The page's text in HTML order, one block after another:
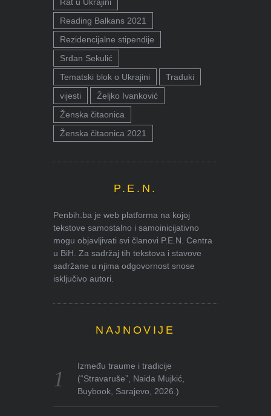
Rat u Ukrajini
Reading Balkans 2021
Rezidencijalne stipendije
Srđan Sekulić
Tematski blok o Ukrajini
Traduki
vijesti
Željko Ivanković
Ženska čitaonica
Ženska čitaonica 2021
P.E.N.
Penbih.ba je web platforma na kojoj
tekstove samostalno i samoinicijativno
mogu objavljivati svi članovi P.E.N. Centra
u BiH. Za sadržaj tih tekstova i stavove
sadržane u njima odgovornost snose
isključivo autori.
NAJNOVIJE
Između traume i tradicije
(“Stravaruše”, Naida Mujkić,
Buybook, Sarajevo, 2026.)